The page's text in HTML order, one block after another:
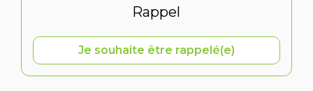
Rappel
Je souhaite être rappelé(e)